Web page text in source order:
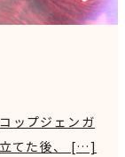
ップジェンガ
てた後、 […]